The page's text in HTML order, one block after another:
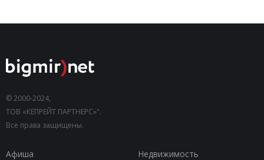
© 2000-2024,
ТОВ «КЕПРЕЙТ ПАРТНЕРС»".
Все права защищены.
Афиша
Недвижимость